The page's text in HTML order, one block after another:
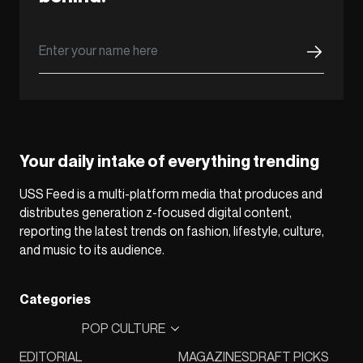
Your daily intake of everything trending
USS Feed is a multi-platform media that produces and
distributes generation z-focused digital content,
reporting the latest trends on fashion, lifestyle, culture,
and music to its audience.
Categories
EDITORIAL
POP CULTURE
MAGAZINESDRAFT PICKS